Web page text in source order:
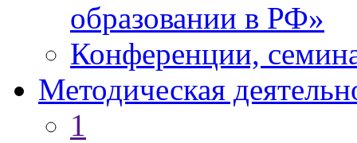
образовании в РФ»
Конференции,
Методическая
1